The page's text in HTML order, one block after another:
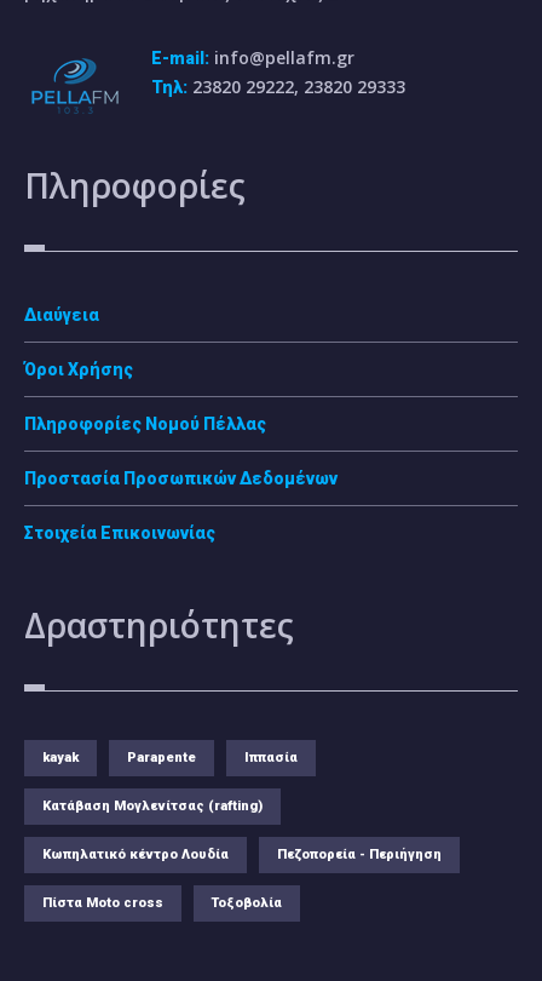
E-mail: info@pellafm.gr
Τηλ: 23820 29222, 23820 29333
Πληροφορίες
Διαύγεια
Όροι Χρήσης
Πληροφορίες Νομού Πέλλας
Προστασία Προσωπικών Δεδομένων
Στοιχεία Επικοινωνίας
Δραστηριότητες
kayak Parapente Ιππασία
Κατάβαση Μογλενίτσας (rafting)
Κωπηλατικό κέντρο Λουδία Πεζοπορεία - Περιήγηση
Πίστα Moto cross Τοξοβολία